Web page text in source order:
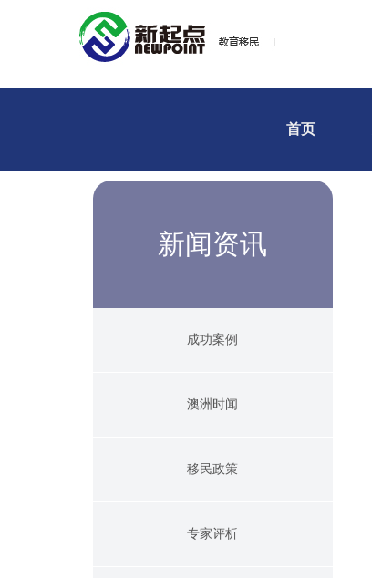
首页
新闻资讯
成功案例
澳洲时闻
移民政策
专家评析